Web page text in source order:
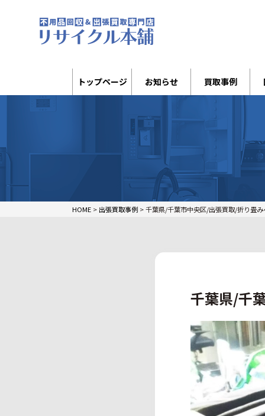
トップページ お知らせ 買取事例
HOME > 出張買取事例 >千葉県/千葉市中央区/出張買取/折り畳
千葉県/千